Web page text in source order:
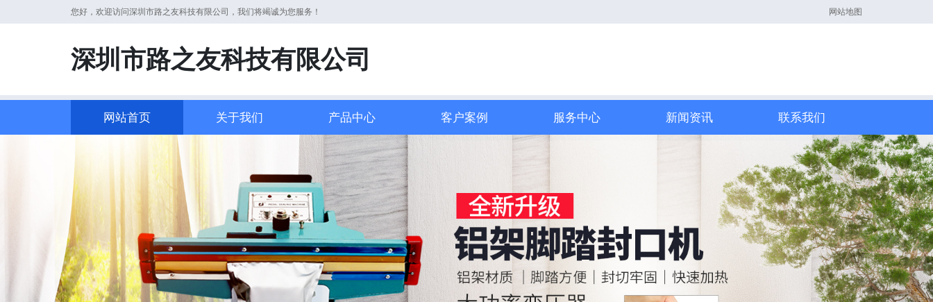
您好，欢迎访问深圳市路之友科技有限公司，我们将竭诚为您服务！ 网站地图
深圳市路之友科技有限公司
网站首页 关于我们 产品中心 客户案例 服务中心 新闻资讯 联系我们